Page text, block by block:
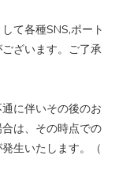
て各種SNS,ポート
ざいます。ご了承
に伴いその後のお
は、その時点での
生いたします。（